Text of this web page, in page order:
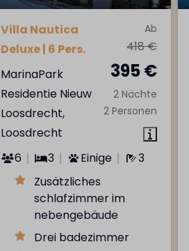
Ab
418 €
395 €
2 Nächte
2 Personen
Villa Nautica
Deluxe | 6 Pers.
MarinaPark
Residentie Nieuw
Loosdrecht,
Loosdrecht
6
3 Einige
3
Zusätzliches
schlafzimmer im
nebengebäude
Drei badezimmer